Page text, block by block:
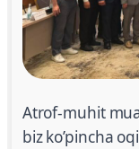
Atrof-muhit
biz ko’pincha